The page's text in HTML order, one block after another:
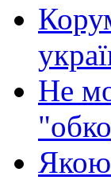
Не
Якою